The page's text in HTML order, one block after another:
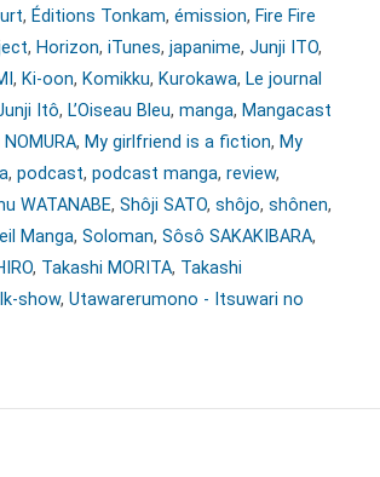
, Éditions Tonkam, émission, Fire Fire
, Horizon, iTunes, japanime, Junji ITO,
, Ki-oon, Komikku, Kurokawa, Le journal
Itô, L’Oiseau Bleu, manga, Mangacast
, My girlfriend is a fiction, My
, podcast, podcast manga, review,
WATANABE, Shôji SATO, shôjo, shônen,
Manga, Soloman, Sôsô SAKAKIBARA,
, Takashi MORITA, Takashi
show, Utawarerumono - Itsuwari no